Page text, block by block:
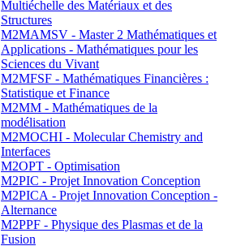
Multiéchelle des Matériaux et des
Structures
M2MAMSV - Master 2 Mathématiques et
Applications - Mathématiques pour les
Sciences du Vivant
M2MFSF - Mathématiques Financières :
Statistique et Finance
M2MM - Mathématiques de la
modélisation
M2MOCHI - Molecular Chemistry and
Interfaces
M2OPT - Optimisation
M2PIC - Projet Innovation Conception
M2PICA - Projet Innovation Conception -
Alternance
M2PPF - Physique des Plasmas et de la
Fusion